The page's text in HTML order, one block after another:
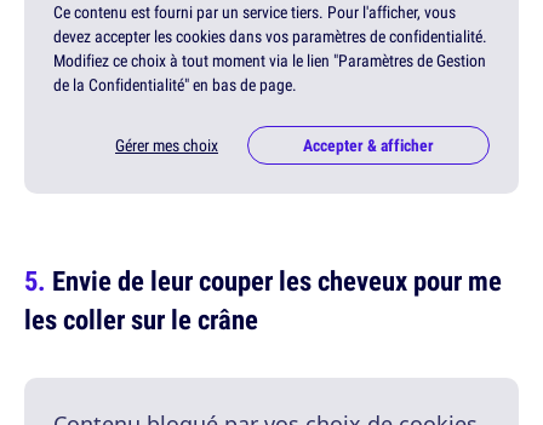
Ce contenu est fourni par un service tiers. Pour l'afficher, vous
devez accepter les cookies dans vos paramètres de confidentialité.
Modifiez ce choix à tout moment via le lien "Paramètres de Gestion
de la Confidentialité" en bas de page.
Gérer mes choix Accepter & afficher
Envie de leur couper les cheveux pour me
les coller sur le crâne